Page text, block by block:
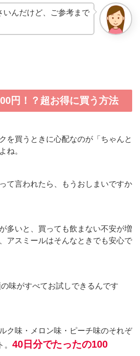
いんだけど、ご参考まで
円！？超お得に買う方法
を買うときに心配なのが「ちゃんと
ね。
て言われたら、もうおしまいですか
多いと、買っても飲まない不安が増
アスミールはそんなときでも安心で
味がすべてお試しできるんです
ク味・メロン味・ピーチ味のそれぞ
40日分でたったの100